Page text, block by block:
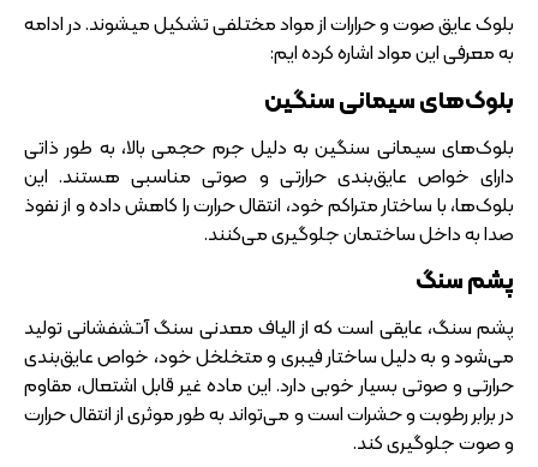
بلوک عایق صوت و حرارات از مواد مختلفی تشکیل میشوند. در ادامه
به معرفی این مواد اشاره کرده ایم:
بلوک‌های سیمانی سنگین
بلوک‌های سیمانی سنگین به دلیل جرم حجمی بالا، به طور ذاتی
دارای خواص عایق‌بندی حرارتی و صوتی مناسبی هستند. این
بلوک‌ها، با ساختار متراکم خود، انتقال حرارت را کاهش داده و از نفوذ
صدا به داخل ساختمان جلوگیری می‌کنند.
پشم سنگ
پشم سنگ، عایقی است که از الیاف معدنی سنگ آتشفشانی تولید
می‌شود و به دلیل ساختار فیبری و متخلخل خود، خواص عایق‌بندی
حرارتی و صوتی بسیار خوبی دارد. این ماده غیر قابل اشتعال، مقاوم
در برابر رطوبت و حشرات است و می‌تواند به طور موثری از انتقال حرارت
و صوت جلوگیری کند.